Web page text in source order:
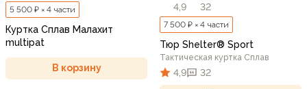
5 500 ₽ × 4 части
Куртка Сплав Малахит
multipat
В корзину
4,9 32
7 500 ₽ × 4 части
Тюр Shelter® Sport
Тактическая куртка Сплав
4,9 32